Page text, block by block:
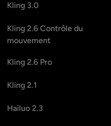
Kling 3.0
Kling 2.6 Contrôle du
mouvement
Kling 2.6 Pro
Kling 2.1
Hailuo 2.3